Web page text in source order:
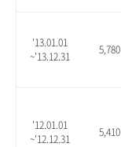
'13.01.01
~'13.12.31
5,780
'12.01.01
~'12.12.31
5,410